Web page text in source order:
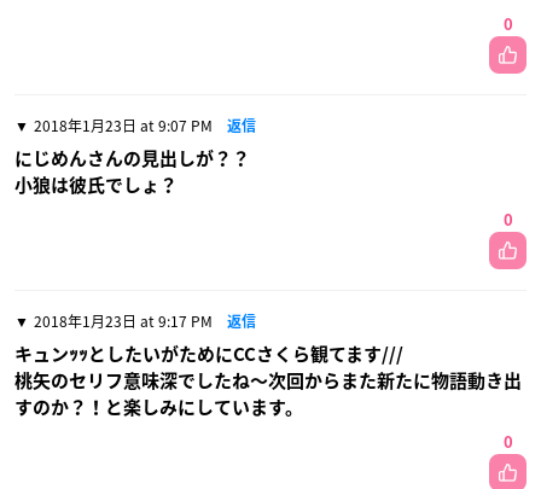
0
2018年1月23日 at 9:07 PM 返信
にじめんさんの見出しが？？
小狼は彼氏でしょ？
0
2018年1月23日 at 9:17 PM 返信
キュンｯｯとしたいがためにCCさくら観てます///
桃矢のセリフ意味深でしたね〜次回からまた新たに物語動き出
すのか？！と楽しみにしています。
0